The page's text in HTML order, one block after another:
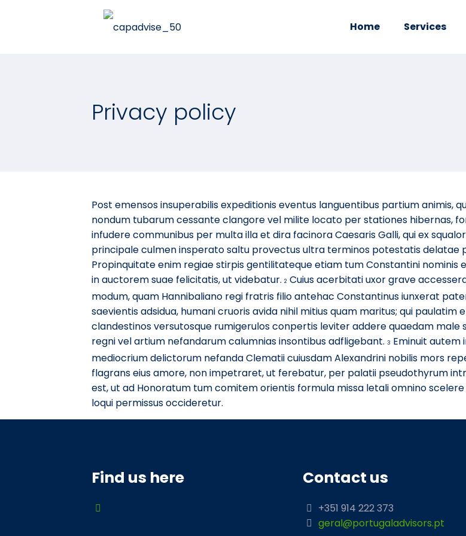
Home Services
Privacy policy
Post emensos insuperabilis expeditionis eventus languentibus partium animis,
nondum tubarum cessante clangore vel milite locato per stationes hibernas,
infudere communibus per multa illa et dira facinora Caesaris Galli, qui ex
principale culmen insperato saltu provectus ultra terminos potestatis
Propinquitate enim regiae stirpis gentilitateque etiam tum Constantini nominis
in auctorem suae felicitatis, ut videbatur. 2 Cuius acerbitati uxor grave
modum, quam Hannibaliano regi fratris filio antehac Constantinus iunxerat
saevientis adsidua, humani cruoris avida nihil mitius quam maritus; qui
clandestinos versutosque rumigerulos conpertis leviter addere quaedam
regni vel artium nefandarum calumnias insontibus adfligebant. 3 Eminuit autem
mediocrium delictorum nefanda Clematii cuiusdam Alexandrini nobilis mors
flagrans eius amore, non impetraret, ut ferebatur, per palatii pseudothyrum
est, ut ad Honoratum tum comitem orientis formula missa letali omnino
loqui permissus occideretur.
Find us here Contact us
+351 914 222 373
geral@portugaladvisors.pt